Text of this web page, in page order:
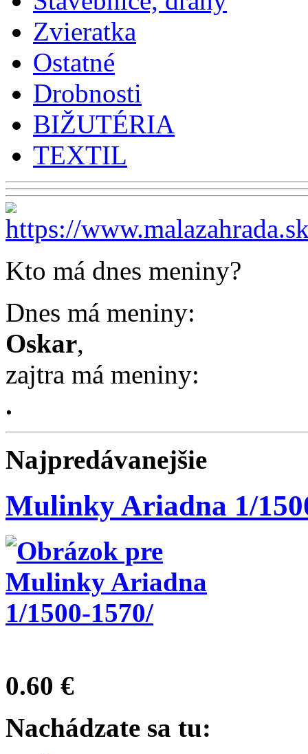
Zvieratka
Ostatné
Drobnosti
BIŽUTÉRIA
TEXTIL
Kto má dnes meniny?
Dnes má meniny:
Oskar,
zajtra má meniny:
.
Najpredávanejšie
Mulinky Ariadna 1/
0.60 €
Nachádzate sa tu: